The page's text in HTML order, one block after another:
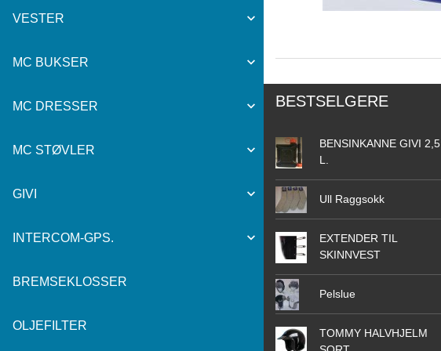
VESTER
MC BUKSER
MC DRESSER
MC STØVLER
GIVI
INTERCOM-GPS.
BREMSEKLOSSER
OLJEFILTER
BESTSELGERE
BENSINKANNE GIVI 2,5
L.
Ull Raggsokk
EXTENDER TIL
SKINNVEST
Pelslue
TOMMY HALVHJELM